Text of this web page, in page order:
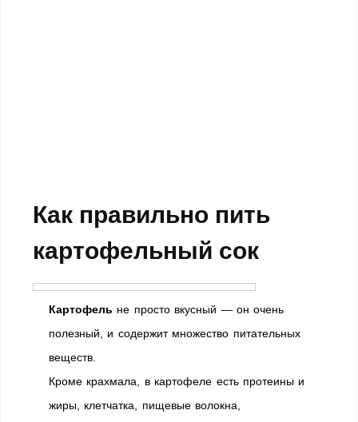
Как правильно пить
картофельный сок
Картофель не просто вкусный — он очень
полезный, и содержит множество питательных
веществ.
Кроме крахмала, в картофеле есть протеины и
жиры, клетчатка, пищевые волокна,